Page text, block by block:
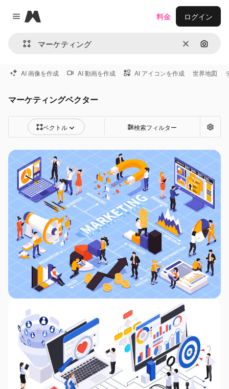
Close menu
Magnific
消去 画像で
料金 ログイン
AI 画像を作成 AI 動画を作成 AI アイコンを作成 世界地図
マーケティングベクター
ベクトル 検索フィルター